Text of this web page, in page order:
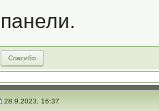
панели.
Спасибо
28.9.2023, 16:37